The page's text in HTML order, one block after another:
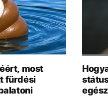
most
fürdési